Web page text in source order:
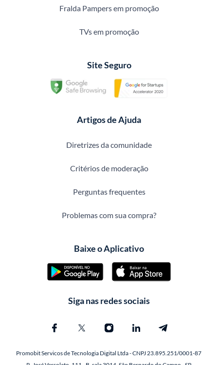
Fralda Pampers em promoção
TVs em promoção
Site Seguro
Artigos de Ajuda
Diretrizes da comunidade
Critérios de moderação
Perguntas frequentes
Problemas com sua compra?
Baixe o Aplicativo
Siga nas redes sociais
Promobit Servicos de Tecnologia Digital Ltda - CNPJ 23.895.251/0001-87